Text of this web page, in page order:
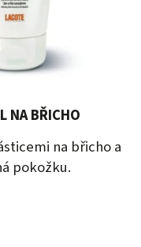
NA BŘICHO
na břicho a
pokožku.